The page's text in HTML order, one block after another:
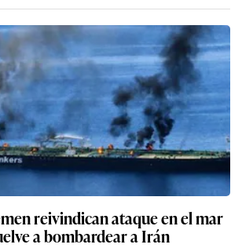
reivindican ataque en el mar
a bombardear a Irán